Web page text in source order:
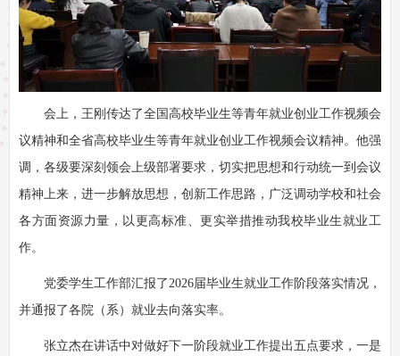
会上，王刚传达了全国高校毕业生等青年就业创业工作视频会
议精神和全省高校毕业生等青年就业创业工作视频会议精神。他强
调，各级要深刻领会上级部署要求，切实把思想和行动统一到会议
精神上来，进一步解放思想，创新工作思路，广泛调动学校和社会
各方面资源力量，以更高标准、更实举措推动我校毕业生就业工
作。
党委学生工作部汇报了2026届毕业生就业工作阶段落实情况，
并通报了各院（系）就业去向落实率。
张立杰在讲话中对做好下一阶段就业工作提出五点要求，一是